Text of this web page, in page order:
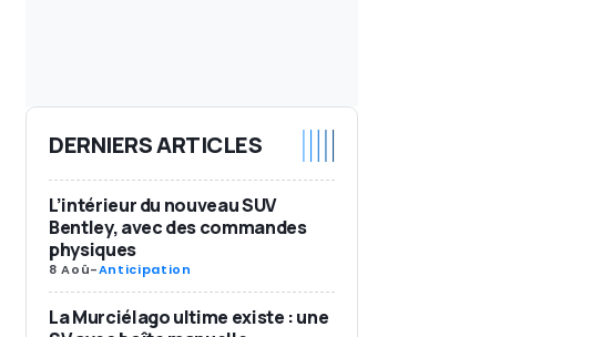
DERNIERS ARTICLES
L’intérieur du nouveau SUV
Bentley, avec des commandes
physiques
8 Aoû-Anticipation
La Murciélago ultime existe : une